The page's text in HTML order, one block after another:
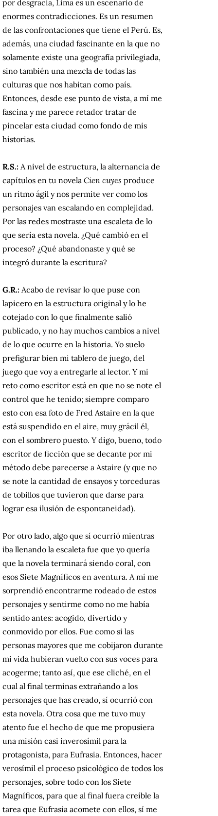
por desgracia, Lima es un escenario de
enormes contradicciones. Es un resumen
de las confrontaciones que tiene el Perú. Es,
además, una ciudad fascinante en la que no
solamente existe una geografía privilegiada,
sino también una mezcla de todas las
culturas que nos habitan como país.
Entonces, desde ese punto de vista, a mí me
fascina y me parece retador tratar de
pincelar esta ciudad como fondo de mis
historias.
R.S.: A nivel de estructura, la alternancia de
capítulos en tu novela Cien cuyes produce
un ritmo ágil y nos permite ver como los
personajes van escalando en complejidad.
Por las redes mostraste una escaleta de lo
que sería esta novela. ¿Qué cambió en el
proceso? ¿Qué abandonaste y qué se
integró durante la escritura?
G.R.: Acabo de revisar lo que puse con
lapicero en la estructura original y lo he
cotejado con lo que finalmente salió
publicado, y no hay muchos cambios a nivel
de lo que ocurre en la historia. Yo suelo
prefigurar bien mi tablero de juego, del
juego que voy a entregarle al lector. Y mi
reto como escritor está en que no se note el
control que he tenido; siempre comparo
esto con esa foto de Fred Astaire en la que
está suspendido en el aire, muy grácil él,
con el sombrero puesto. Y digo, bueno, todo
escritor de ficción que se decante por mi
método debe parecerse a Astaire (y que no
se note la cantidad de ensayos y torceduras
de tobillos que tuvieron que darse para
lograr esa ilusión de espontaneidad).
Por otro lado, algo que sí ocurrió mientras
iba llenando la escaleta fue que yo quería
que la novela terminará siendo coral, con
esos Siete Magníficos en aventura. A mí me
sorprendió encontrarme rodeado de estos
personajes y sentirme como no me había
sentido antes: acogido, divertido y
conmovido por ellos. Fue como si las
personas mayores que me cobijaron durante
mi vida hubieran vuelto con sus voces para
acogerme; tanto así, que ese cliché, en el
cual al final terminas extrañando a los
personajes que has creado, sí ocurrió con
esta novela. Otra cosa que me tuvo muy
atento fue el hecho de que me propusiera
una misión casi inverosímil para la
protagonista, para Eufrasia. Entonces, hacer
verosímil el proceso psicológico de todos los
personajes, sobre todo con los Siete
Magníficos, para que al final fuera creíble la
tarea que Eufrasia acomete con ellos, sí me